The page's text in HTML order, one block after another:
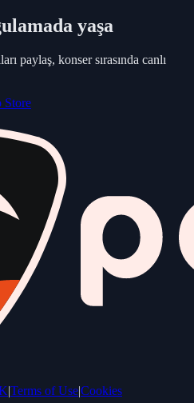
yaşa
paylaş, konser sırasında canlı
Store
|Terms of Use|Cookies